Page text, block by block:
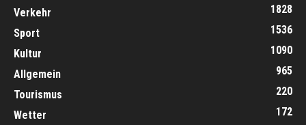
Verkehr
1828
Sport
1536
Kultur
1090
Allgemein
965
Tourismus
220
Wetter
172